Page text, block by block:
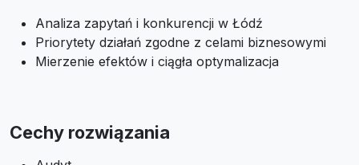
Analiza zapytań i konkurencji w Łódź
Priorytety działań zgodne z celami biznesowymi
Mierzenie efektów i ciągła optymalizacja
Cechy rozwiązania